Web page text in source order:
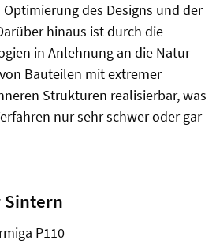
des Designs und der
hinaus ist durch die
in Anlehnung an die Natur
Bauteilen mit extremer
Strukturen realisierbar, was
nur sehr schwer oder gar
Sintern
P110